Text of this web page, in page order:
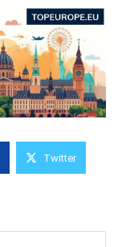
Twitter